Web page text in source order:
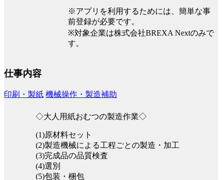
※アプリを利用するためには、簡単な事
前登録が必要です。
※対象企業は株式会社BREXA Nextのみで
す。
仕事内容
印刷・製紙 機械操作・製造補助
◇大人用紙おむつの製造作業◇
(1)原材料セット
(2)製造機械による工程ごとの製造・加工
(3)完成品の品質検査
(4)選別
(5)包装・梱包